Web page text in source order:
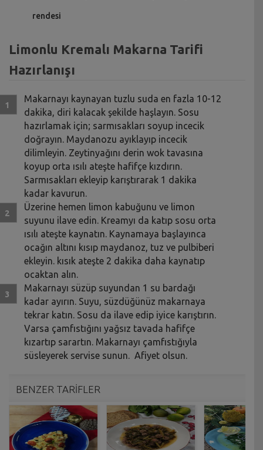
rendesi
Limonlu Kremalı Makarna Tarifi
Hazırlanışı
Makarnayı kaynayan tuzlu suda en fazla 10-12
dakika, diri kalacak şekilde haşlayın. Sosu
hazırlamak için; sarmısakları soyup incecik
doğrayın. Maydanozu ayıklayıp incecik
dilimleyin. Zeytinyağını derin wok tavasına
koyup orta ısılı ateşte hafifçe kızdırın.
Sarmısakları ekleyip karıştırarak 1 dakika
kadar kavurun.
Üzerine hemen limon kabuğunu ve limon
suyunu ilave edin. Kreamyı da katıp sosu orta
ısılı ateşte kaynatın. Kaynamaya başlayınca
ocağın altını kısıp maydanoz, tuz ve pulbiberi
ekleyin. kısık ateşte 2 dakika daha kaynatıp
ocaktan alın.
Makarnayı süzüp suyundan 1 su bardağı
kadar ayırın. Suyu, süzdüğünüz makarnaya
tekrar katın. Sosu da ilave edip iyice karıştırın.
Varsa çamfıstığını yağsız tavada hafifçe
kızartıp sarartın. Makarnayı çamfıstığıyla
süsleyerek servise sunun. Afiyet olsun.
BENZER TARİFLER